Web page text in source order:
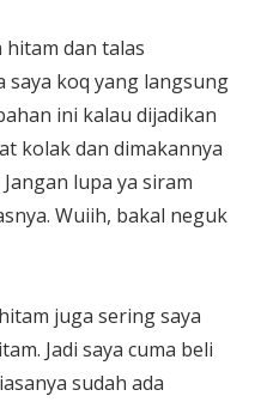
hitam dan talas
saya koq yang langsung
ini kalau dijadikan
kolak dan dimakannya
lupa ya siram
Wuiih, bakal neguk
juga sering saya
Jadi saya cuma beli
sudah ada